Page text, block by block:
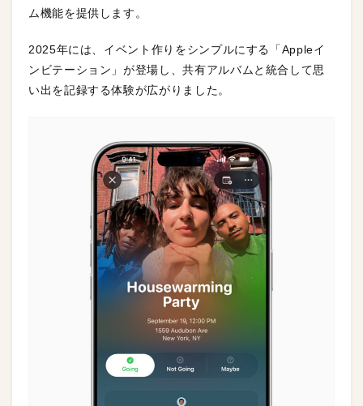
ム機能を提供します。
2025年には、イベント作りをシンプルにする「Appleイ
ンビテーション」が登場し、共有アルバムと統合して思
い出を記録する体験が広がりました。